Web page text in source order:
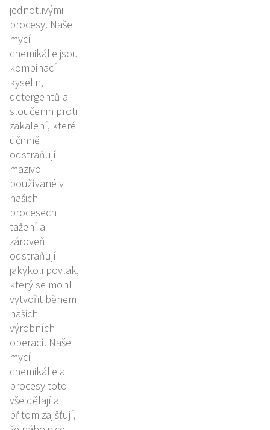
jednotlivými
procesy. Naše
mycí
chemikálie jsou
kombinací
kyselin,
detergentů a
sloučenin proti
zakalení, které
účinně
odstraňují
mazivo
používané v
našich
procesech
tažení a
zároveň
odstraňují
jakýkoli povlak,
který se mohl
vytvořit během
našich
výrobních
operací. Naše
mycí
chemikálie a
procesy toto
vše dělají a
přitom zajišťují,